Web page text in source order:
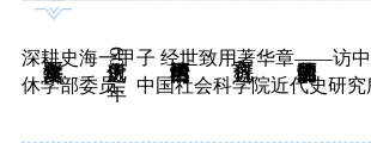
近代史所60年
深耕史海一甲子 经世致用著华章——访
休学部委员、中国社会科学院近代史研